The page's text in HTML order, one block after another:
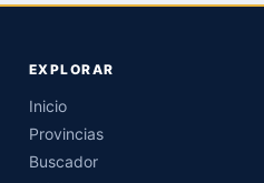
EXPLORAR
Inicio
Provincias
Buscador